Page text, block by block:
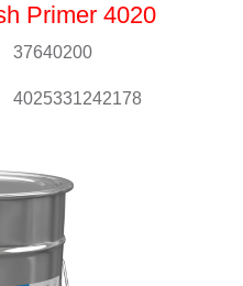
Primer 4020
37640200
4025331242178